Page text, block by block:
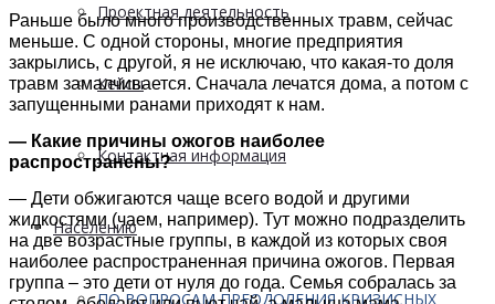
Проектная деятельность
Кейсы
Контактная информация
Населению
ПО ВОПРОСАМ ПРЕОДОЛЕНИЯ КРИЗИСНЫХ
Раньше было много производственных травм, сейчас
меньше. С одной стороны, многие предприятия
закрылись, с другой, я не исключаю, что какая-то доля
травм замалчивается. Сначала лечатся дома, а потом с
запущенными ранами приходят к нам.
— Какие причины ожогов наиболее
распространены?
— Дети обжигаются чаще всего водой и другими
жидкостями (чаем, например). Тут можно подразделить
на две возрастные группы, в каждой из которых своя
наиболее распространенная причина ожогов. Первая
группа – это дети от нуля до года. Семья собралась за